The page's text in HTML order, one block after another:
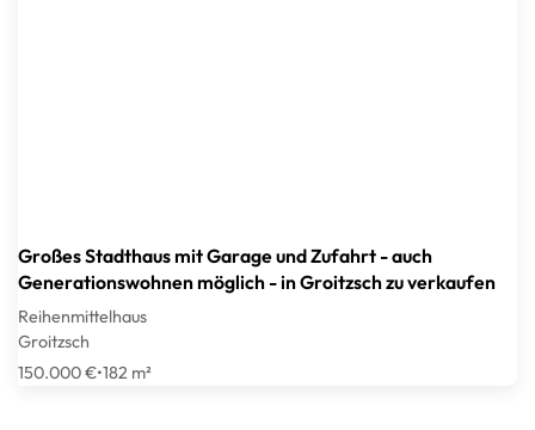
Großes Stadthaus mit Garage und Zufahrt - auch
Generationswohnen möglich - in Groitzsch zu verkaufen
Reihenmittelhaus
Groitzsch
150.000 €•182 m²